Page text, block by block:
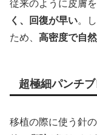
従来のように皮膚
く、回復が早い。
ため、 高密度で自
超極細パンチ
移植の際に使う針